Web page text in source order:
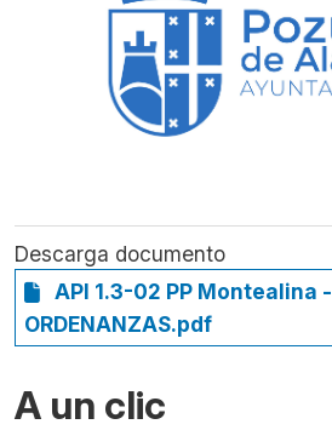
Descarga documento
API 1.3-02 PP Montealina -
ORDENANZAS.pdf
A un clic